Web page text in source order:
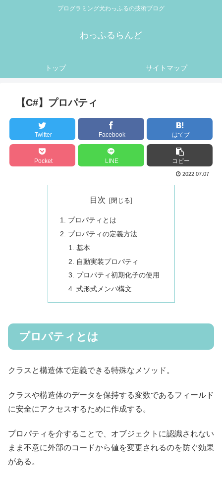
プログラミング犬わっふるの技術ブログ
わっふるらんど
トップ サイトマップ
【C#】プロパティ
Twitter Facebook はてブ
Pocket LINE コピー
2022.07.07
目次
プロパティとは
プロパティの定義方法
基本
自動実装プロパティ
プロパティ初期化子の使用
式形式メンバ構文
プロパティとは
クラスと構造体で定義できる特殊なメソッド。
クラスや構造体のデータを保持する変数であるフィールド
に安全にアクセスするために作成する。
プロパティを介することで、オブジェクトに認識されない
まま不意に外部のコードから値を変更されるのを防ぐ効果
がある。